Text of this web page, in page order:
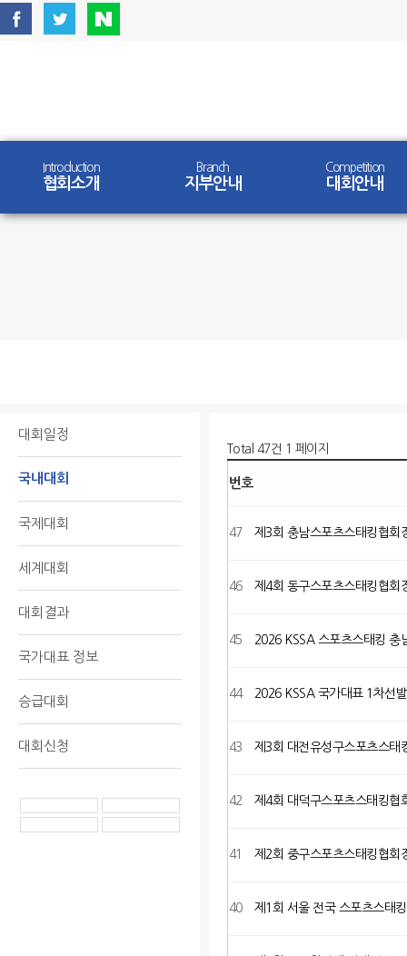
Introduction
협회소개
Branch
지부안내
Competition
대회안내
대회일정
국내대회
국제대회
세계대회
대회결과
국가대표 정보
승급대회
대회신청
Total 47건 1 페이지
번호
47 제3회 충남스포츠스태킹협
46 제4회 동구스포츠스태킹협
45 2026 KSSA 스포츠스태킹 충
44 2026 KSSA 국가대표 1차선
43 제3회 대전유성구스포츠스
42 제4회 대덕구스포츠스태킹협
41 제2회 중구스포츠스태킹협회
40 제1회 서울 전국 스포츠스태